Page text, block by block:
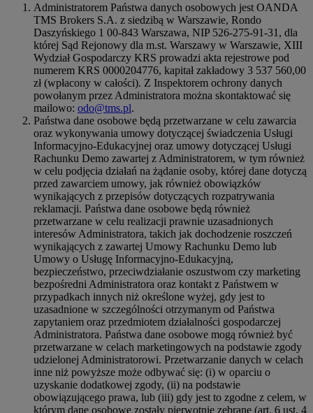
Administratorem Państwa danych osobowych jest OANDA
TMS Brokers S.A. z siedzibą w Warszawie, Rondo
Daszyńskiego 1 00-843 Warszawa, NIP 526-275-91-31, dla
której Sąd Rejonowy dla m.st. Warszawy w Warszawie, XIII
Wydział Gospodarczy KRS prowadzi akta rejestrowe pod
numerem KRS 0000204776, kapitał zakładowy 3 537 560,00
zł (wpłacony w całości). Z Inspektorem ochrony danych
powołanym przez Administratora można skontaktować się
mailowo: odo@tms.pl.
Państwa dane osobowe będą przetwarzane w celu zawarcia
oraz wykonywania umowy dotyczącej świadczenia Usługi
Informacyjno-Edukacyjnej oraz umowy dotyczącej Usługi
Rachunku Demo zawartej z Administratorem, w tym również
w celu podjęcia działań na żądanie osoby, której dane dotyczą
przed zawarciem umowy, jak również obowiązków
wynikających z przepisów dotyczących rozpatrywania
reklamacji. Państwa dane osobowe będą również
przetwarzane w celu realizacji prawnie uzasadnionych
interesów Administratora, takich jak dochodzenie roszczeń
wynikających z zawartej Umowy Rachunku Demo lub
Umowy o Usługę Informacyjno-Edukacyjną,
bezpieczeństwo, przeciwdziałanie oszustwom czy marketing
bezpośredni Administratora oraz kontakt z Państwem w
przypadkach innych niż określone wyżej, gdy jest to
uzasadnione w szczególności otrzymanym od Państwa
zapytaniem oraz przedmiotem działalności gospodarczej
Administratora. Państwa dane osobowe mogą również być
przetwarzane w celach marketingowych na podstawie zgody
udzielonej Administratorowi. Przetwarzanie danych w celach
inne niż powyższe może odbywać się: (i) w oparciu o
uzyskanie dodatkowej zgody, (ii) na podstawie
obowiązującego prawa, lub (iii) gdy jest to zgodne z celem, w
którym dane osobowe zostały pierwotnie zebrane (art. 6 ust. 4